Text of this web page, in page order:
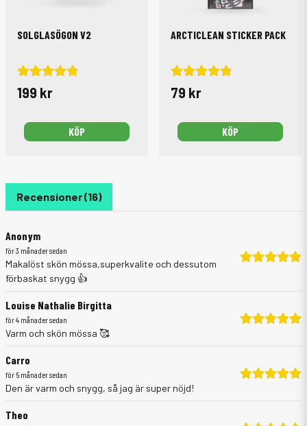
Recensioner (16)
Anonym
för 3 månader sedan
Makalöst skön mössa,superkvalite och dessutom
förbaskat snygg 👍
Louise Nathalie Birgitta
för 4 månader sedan
Varm och skön mössa 🥰
Carro
för 5 månader sedan
Den är varm och snygg, så jag är super nöjd!
Theo
SOLGLASÖGON V2
199 kr
KÖP
ARCTICLEAN STICKER PACK
79 kr
KÖP